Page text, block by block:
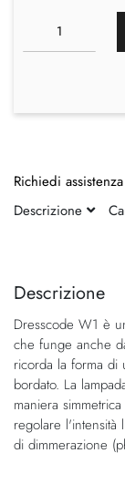
fine
galleria
di
immagini
della
di
immagini
Descrizione
Dresscode W1 è
che funge anche
ricorda la forma di
bordato. La
maniera
regolare l'intensità
di dimmerazione
Richiedi assistenza
Descrizione